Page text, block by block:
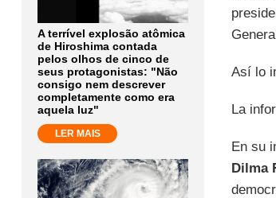
A terrível explosão atômica
de Hiroshima contada
pelos olhos de cinco de
seus protagonistas: "Não
consigo nem descrever
completamente como era
aquela luz"
LER MAIS
Así lo
La
En su
Dilma